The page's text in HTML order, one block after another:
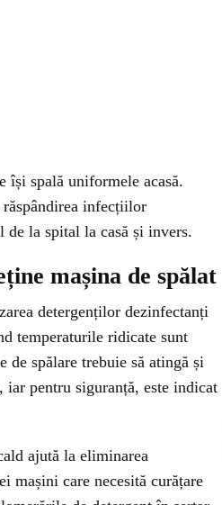
își spală uniformele acasă.
infecțiilor
la spital la casă și invers.
mașina de spălat
detergenților dezinfectanți
temperaturile ridicate sunt
de spălare trebuie să atingă și
iar pentru siguranță, este indicat
ajută la eliminarea
care necesită curățare